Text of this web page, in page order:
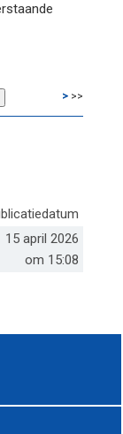
> >>
15 april 2026
om 15:08